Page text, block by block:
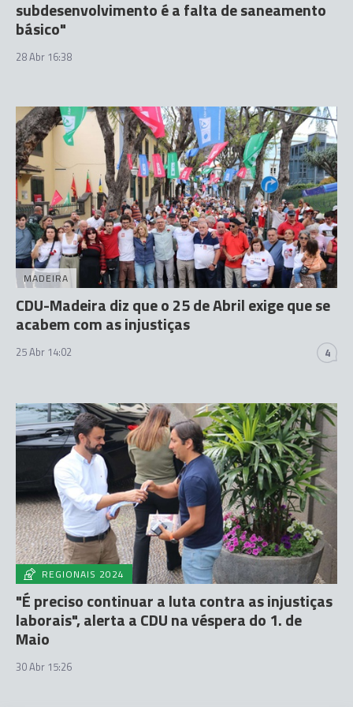
subdesenvolvimento é a falta de saneamento
básico"
28 Abr 16:38
MADEIRA
CDU-Madeira diz que o 25 de Abril exige que se
acabem com as injustiças
25 Abr 14:02 4
REGIONAIS 2024
"É preciso continuar a luta contra as injustiças
laborais", alerta a CDU na véspera do 1. de
Maio
30 Abr 15:26